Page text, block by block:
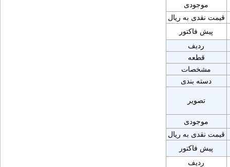
موجودی
قیمت نقدی به ریال
پیش فاکتور
ردیف
قطعه
مشخصات
دسته بندی
تصویر
موجودی
قیمت نقدی به ریال
پیش فاکتور
ردیف